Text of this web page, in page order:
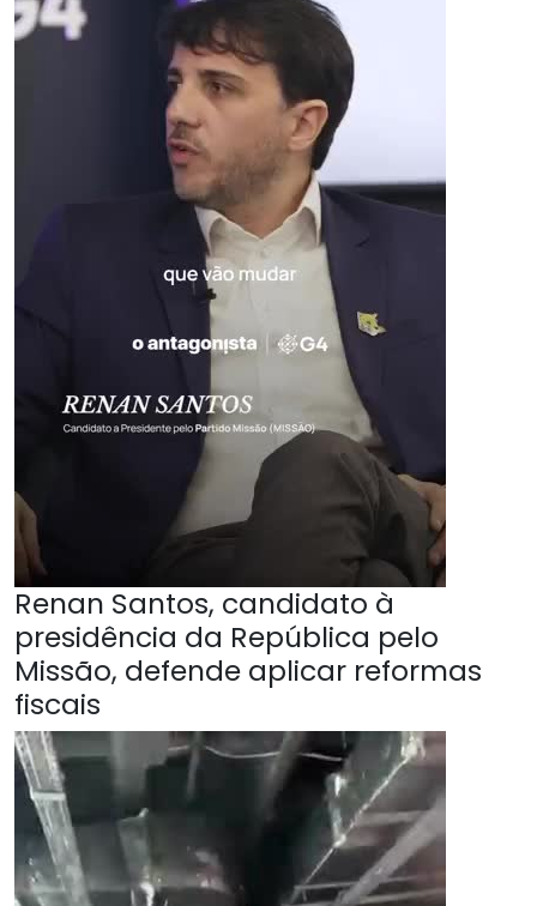
Renan Santos, candidato à
presidência da República pelo
Missão, defende aplicar reformas
fiscais